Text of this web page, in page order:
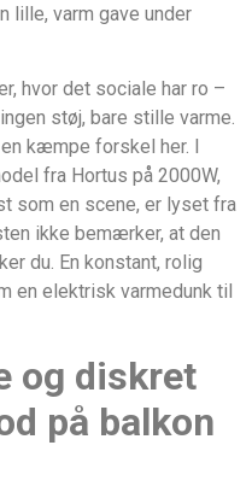
lille, varm gave under
hvor det sociale har ro –
støj, bare stille varme.
kæmpe forskel her. I
fra Hortus på 2000W,
som en scene, er lyset fra
ikke bemærker, at den
du. En konstant, rolig
en elektrisk varmedunk til
og diskret
på balkon